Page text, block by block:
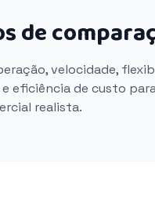
de
velocidade,
eficiência de custo
realista.